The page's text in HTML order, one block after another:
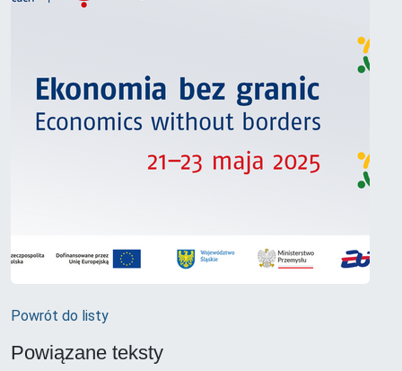
Powrót do listy
Powiązane teksty